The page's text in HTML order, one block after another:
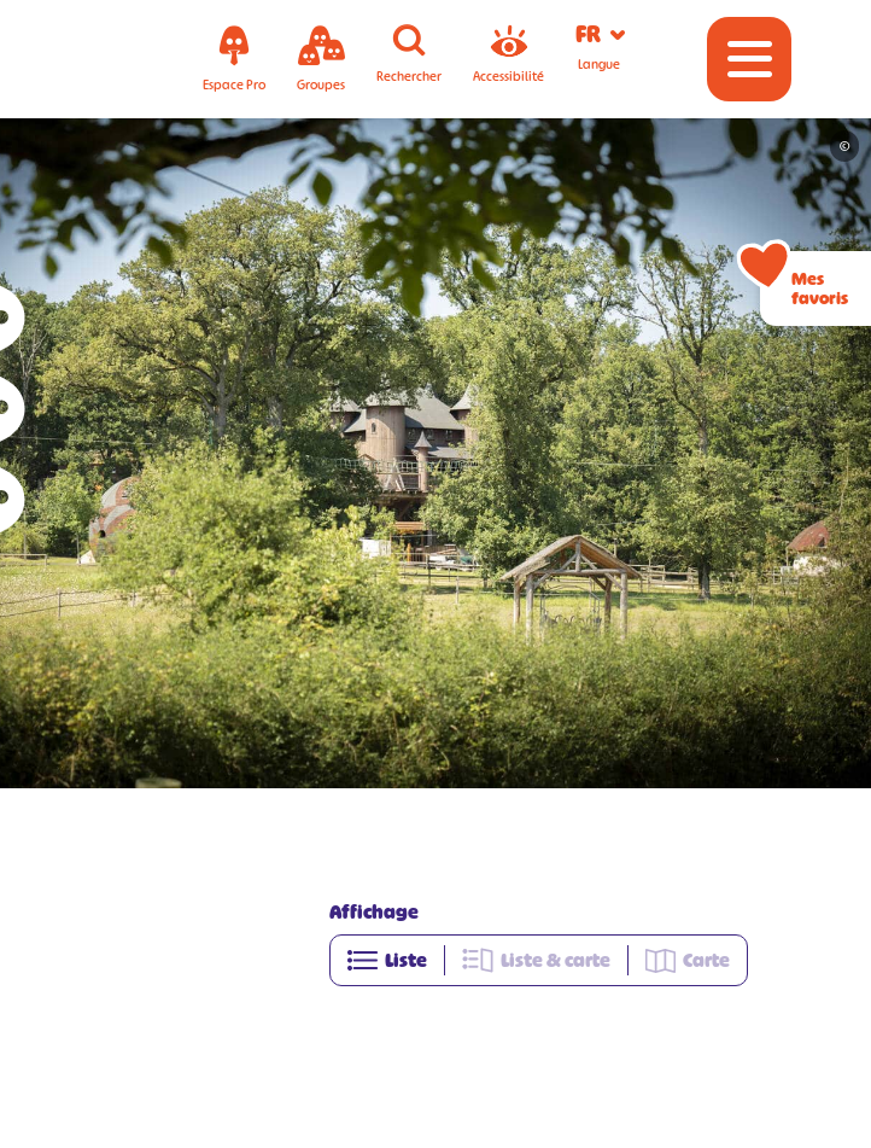
Espace Pro Groupes Rechercher Accessibilité
FR
Langue
©
Affichage
Liste
Liste & carte Carte
Mes
favoris